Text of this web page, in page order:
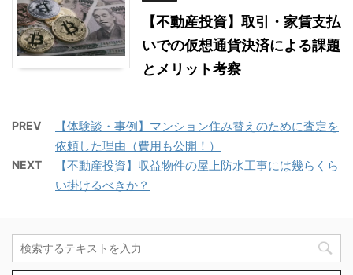
【不動産投資】取引・家賃支払
いでの仮想通貨決済による課題
とメリット考察
PREV
【体験談・事例】マンション住み替えのために査定を
依頼した理由（費用も公開！）
NEXT
【不動産投資】収益物件の屋上防水工事には幾らくら
い掛けるべきか？